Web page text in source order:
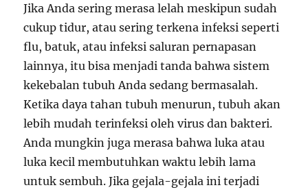
Jika Anda sering merasa lelah meskipun sudah
cukup tidur, atau sering terkena infeksi seperti
flu, batuk, atau infeksi saluran pernapasan
lainnya, itu bisa menjadi tanda bahwa sistem
kekebalan tubuh Anda sedang bermasalah.
Ketika daya tahan tubuh menurun, tubuh akan
lebih mudah terinfeksi oleh virus dan bakteri.
Anda mungkin juga merasa bahwa luka atau
luka kecil membutuhkan waktu lebih lama
untuk sembuh. Jika gejala-gejala ini terjadi